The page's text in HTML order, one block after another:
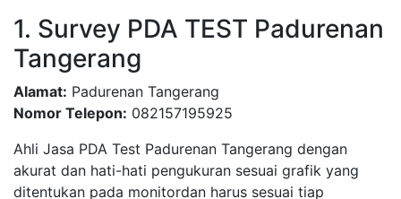
1. Survey PDA TEST Padurenan
Tangerang
Alamat: Padurenan Tangerang
Nomor Telepon: 082157195925
Ahli Jasa PDA Test Padurenan Tangerang dengan
akurat dan hati-hati pengukuran sesuai grafik yang
ditentukan pada monitordan harus sesuai tiap